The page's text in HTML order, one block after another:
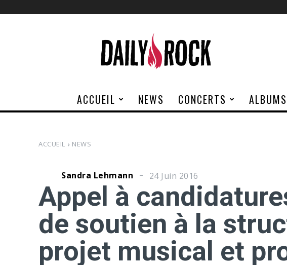
Rock
ACCUEIL NEWS CONCERTS ALBUMS
ACCUEIL NEWS
Sandra Lehmann 24 Juin 2016
Appel à
de soutien à la
projet musical et